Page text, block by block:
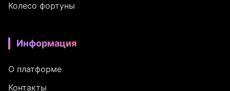
Колесо фортуны
Информация
О платформе
Контакты